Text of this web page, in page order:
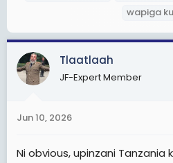
a
d
r
e
t
a
wapiga
Tlaatlaah
JF-Expert Member
Jun 10, 2026
Ni obvious, upinzani Tanzania